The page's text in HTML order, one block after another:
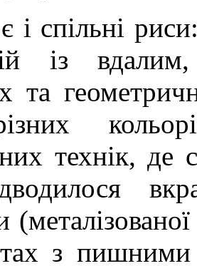
і спільні
із
та
технік, де
з пишними